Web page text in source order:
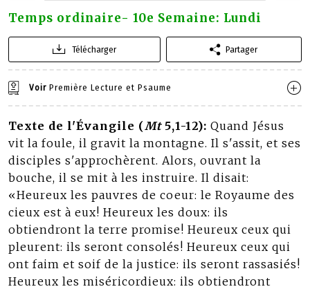
Temps ordinaire- 10e Semaine: Lundi
Télécharger Partager
Voir Première Lecture et Psaume
Texte de l'Évangile (Mt5,1-12): Quand Jésus
vit la foule, il gravit la montagne. Il s'assit, et ses
disciples s'approchèrent. Alors, ouvrant la
bouche, il se mit à les instruire. Il disait:
«Heureux les pauvres de coeur: le Royaume des
cieux est à eux! Heureux les doux: ils
obtiendront la terre promise! Heureux ceux qui
pleurent: ils seront consolés! Heureux ceux qui
ont faim et soif de la justice: ils seront rassasiés!
Heureux les miséricordieux: ils obtiendront